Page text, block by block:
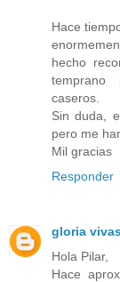
Hace
hecho
temprano
caseros.
Sin duda,
pero me
Mil gracias
Responder
gloria
Hola Pilar,
Hace